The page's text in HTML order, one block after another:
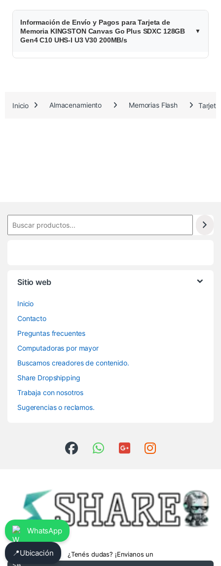
$
6
5
2
Información de Envío y Pagos para Tarjeta de
Memoria KINGSTON Canvas Go Plus SDXC 128GB
Gen4 C10 UHS-I U3 V30 200MB/s
Inicio Almacenamiento Memorias Flash
Sitio web
Inicio
Contacto
Preguntas frecuentes
Computadoras por mayor
Buscamos creadores de contenido.
Share Dropshipping
Trabaja con nosotros
Sugerencias o reclamos.
¿Tenés dudas? ¡Envianos un
whatsapp!
WhatsApp
📍Ubicación